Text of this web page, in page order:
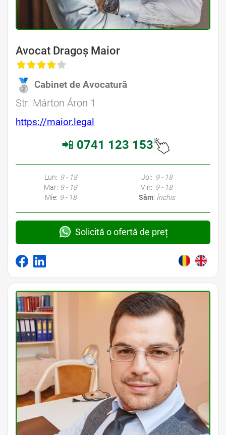
Avocat Dragoș Maior
Cabinet de Avocatură
Str. Márton Áron 1
https://maior.legal
📲 0741 123 153
Lun: 9 - 18
Mar: 9 - 18
Mie: 9 - 18
Joi: 9 - 18
Vin: 9 - 18
Sâm: Închis
Solicită o ofertă de preț